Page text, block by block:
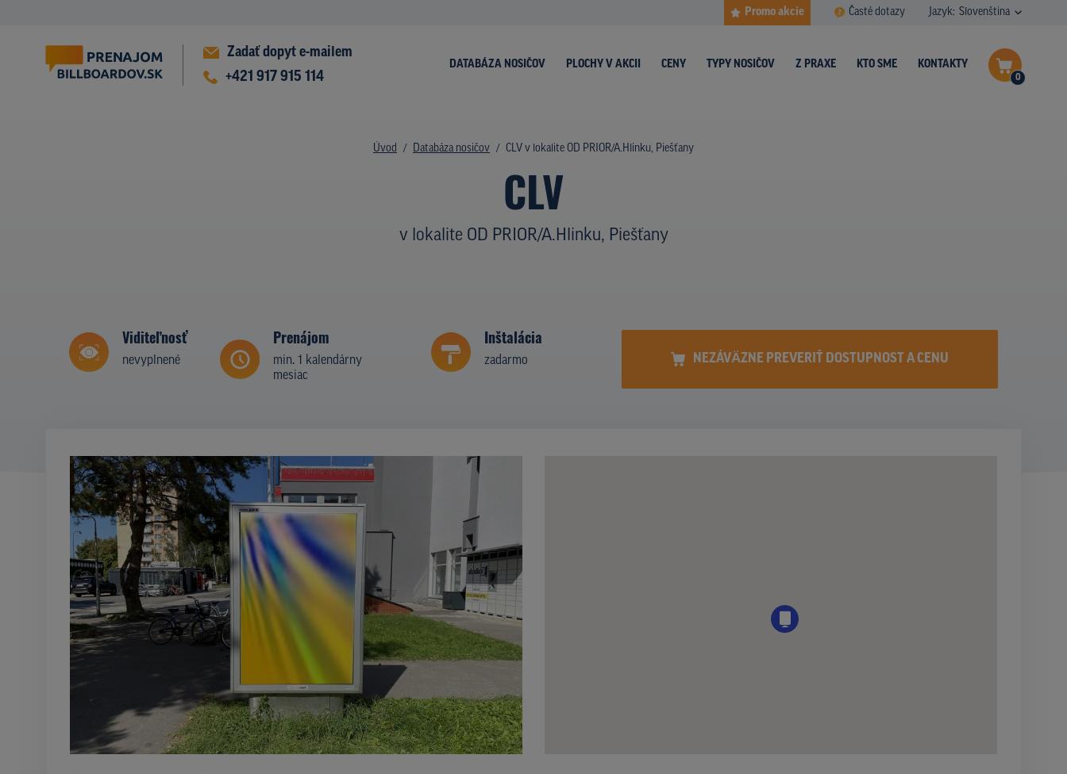
Promo akcie Časté dotazy Jazyk: Slovenština
Zadať dopyt e-mailem
+421 917 915 114
0
DATABÁZA NOSIČOV PLOCHY V AKCII CENY TYPY NOSIČOV Z PRAXE KTO SME KONTAKTY
Úvod Databáza nosičov CLV v lokalite OD PRIOR/A.Hlinku, Piešťany
CLV
v lokalite OD PRIOR/A.Hlinku, Piešťany
Viditeľnosť
nevyplnené
Prenájom
min. 1 kalendárny
mesiac
Inštalácia
zadarmo NEZÁVÄZNE PREVERIŤ DOSTUPNOST A CENU